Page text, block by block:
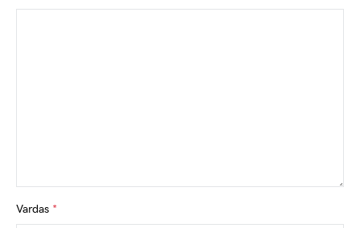
Vardas *